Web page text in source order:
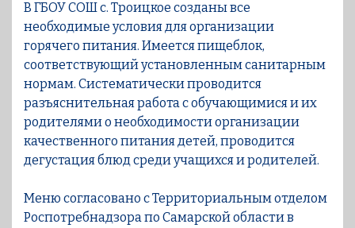
В ГБОУ СОШ с. Троицкое созданы все
необходимые условия для организации
горячего питания. Имеется пищеблок,
соответствующий установленным санитарным
нормам. Систематически проводится
разъяснительная работа с обучающимися и их
родителями о необходимости организации
качественного питания детей, проводится
дегустация блюд среди учащихся и родителей.
Меню согласовано с Территориальным отделом
Роспотребнадзора по Самарской области в